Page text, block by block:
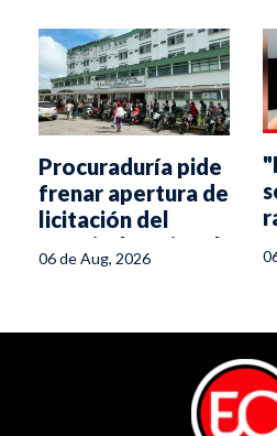
Procuraduría pide
frenar apertura de
licitación del
Hospital Regional
del Líbano
06 de Aug, 2026